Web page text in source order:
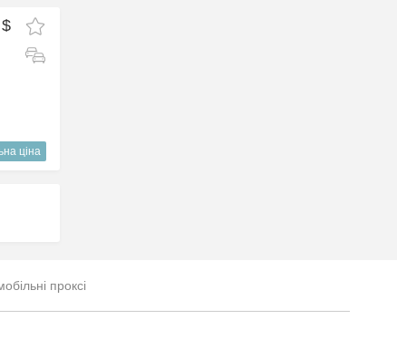
ціна
проксі